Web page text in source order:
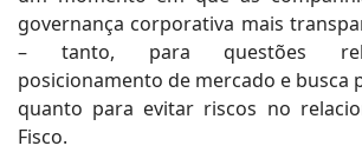
governança corporativa mais
– tanto, para questões
posicionamento de mercado e busca
quanto para evitar riscos no
Fisco.